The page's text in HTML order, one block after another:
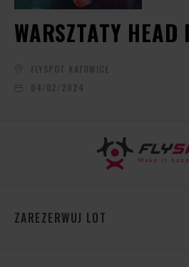
WARSZTATY HEAD
FLYSPOT KATOWICE
04/02/2024
ZAREZERWUJ LOT